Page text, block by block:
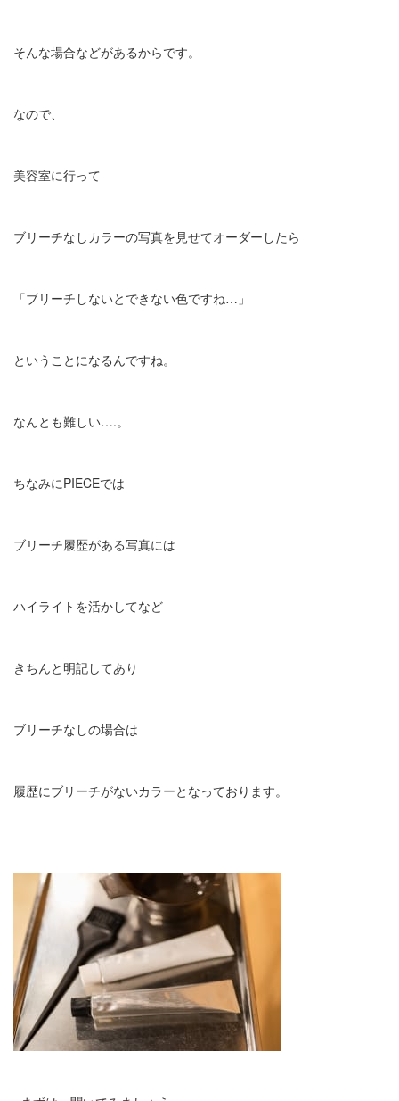
そんな場合などがあるからです。
なので、
美容室に行って
ブリーチなしカラーの写真を見せてオーダーしたら
「ブリーチしないとできない色ですね…」
ということになるんですね。
なんとも難しい….。
ちなみにPIECEでは
ブリーチ履歴がある写真には
ハイライトを活かしてなど
きちんと明記してあり
ブリーチなしの場合は
履歴にブリーチがないカラーとなっております。